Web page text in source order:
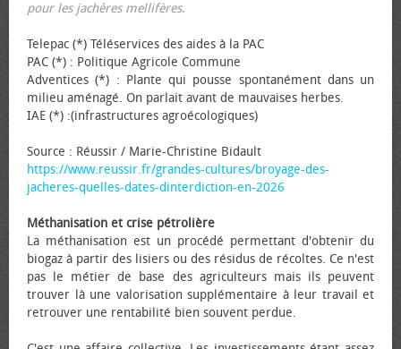
pour les jachères mellifères.
Telepac (*) Téléservices des aides à la PAC
PAC (*) : Politique Agricole Commune
Adventices (*) : Plante qui pousse spontanément dans un
milieu aménagé. On parlait avant de mauvaises herbes.
IAE (*) :(infrastructures agroécologiques)
Source : Réussir / Marie-Christine Bidault
https://www.reussir.fr/grandes-cultures/broyage-des-
jacheres-quelles-dates-dinterdiction-en-2026
Méthanisation et crise pétrolière
La méthanisation est un procédé permettant d'obtenir du
biogaz à partir des lisiers ou des résidus de récoltes. Ce n'est
pas le métier de base des agriculteurs mais ils peuvent
trouver là une valorisation supplémentaire à leur travail et
retrouver une rentabilité bien souvent perdue.